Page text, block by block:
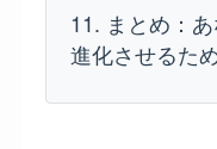
11. まとめ：
進化させるた